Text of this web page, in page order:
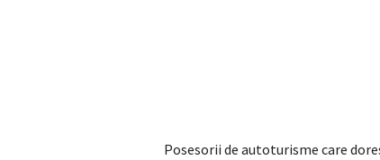
Posesorii de autoturisme care